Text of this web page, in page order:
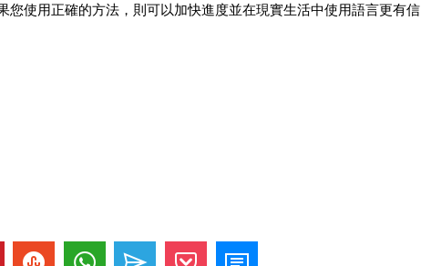
您使用正確的方法，則可以加快進度並在現實生活中使用語言更有信